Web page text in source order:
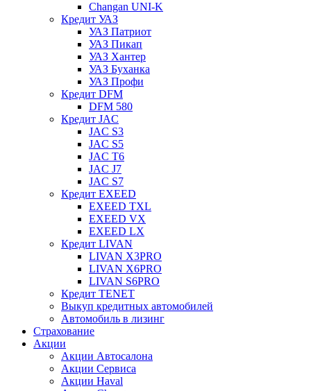
Changan UNI-K
Кредит УАЗ
УАЗ Патриот
УАЗ Пикап
УАЗ Хантер
УАЗ Буханка
УАЗ Профи
Кредит DFM
DFM 580
Кредит JAC
JAC S3
JAC S5
JAC T6
JAC J7
JAC S7
Кредит EXEED
EXEED TXL
EXEED VX
EXEED LX
Кредит LIVAN
LIVAN X3PRO
LIVAN X6PRO
LIVAN S6PRO
Кредит TENET
Выкуп кредитных автомобилей
Автомобиль в лизинг
Страхование
Акции
Акции Автосалона
Акции Сервиса
Акции Haval